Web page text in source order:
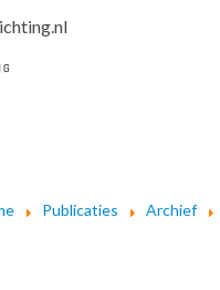
Publicaties Archief